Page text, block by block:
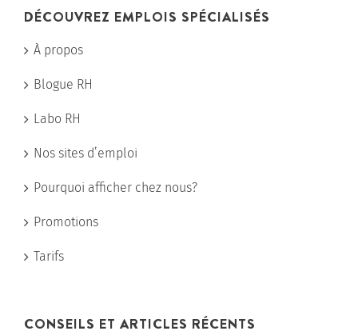
DÉCOUVREZ EMPLOIS SPÉCIALISÉS
À propos
Blogue RH
Labo RH
Nos sites d’emploi
Pourquoi afficher chez nous?
Promotions
Tarifs
CONSEILS ET ARTICLES RÉCENTS